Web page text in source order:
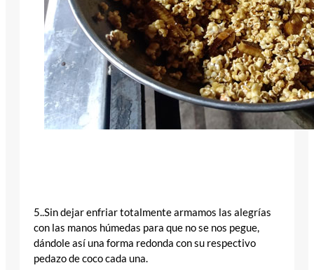
5..Sin dejar enfriar totalmente armamos las alegrías
con las manos húmedas para que no se nos pegue,
dándole así una forma redonda con su respectivo
pedazo de coco cada una.